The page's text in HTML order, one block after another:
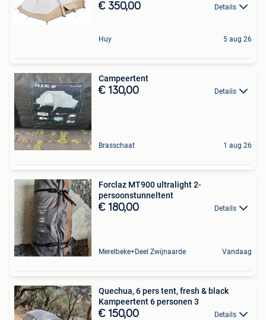
€ 350,00 Details
Huy 5 aug 26
Campeertent
€ 130,00 Details
Brasschaat 1 aug 26
Forclaz MT900 ultralight 2-
persoonstunneltent
€ 180,00 Details
Merelbeke+Deel Zwijnaarde Vandaag
Quechua, 6 pers tent, fresh & black
Kampeertent 6 personen 3
€ 150,00 Details